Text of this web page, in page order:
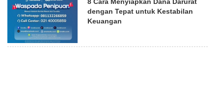
dengan Tepat untuk Kestabilan
Keuangan